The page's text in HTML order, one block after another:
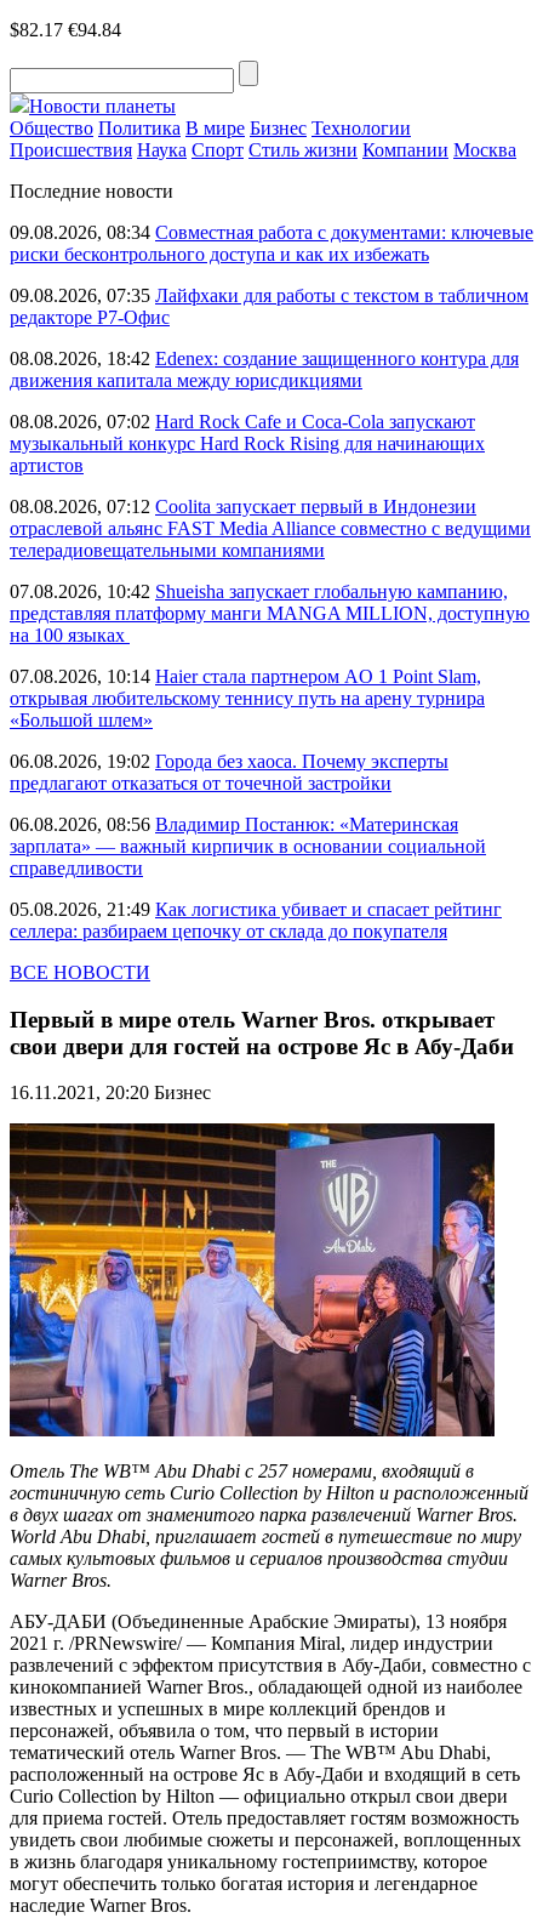
$82.17 €94.84
Новости планеты
Общество Политика В мире Бизнес Технологии
Происшествия Наука Спорт Стиль жизни Компании Москва
Последние новости
09.08.2026, 08:34 Совместная работа с документами: ключевые
риски бесконтрольного доступа и как их избежать
09.08.2026, 07:35 Лайфхаки для работы с текстом в табличном
редакторе Р7-Офис
08.08.2026, 18:42 Edenex: создание защищенного контура для
движения капитала между юрисдикциями
08.08.2026, 07:02 Hard Rock Cafe и Coca-Cola запускают
музыкальный конкурс Hard Rock Rising для начинающих
артистов
08.08.2026, 07:12 Coolita запускает первый в Индонезии
отраслевой альянс FAST Media Alliance совместно с ведущими
телерадиовещательными компаниями
07.08.2026, 10:42 Shueisha запускает глобальную кампанию,
представляя платформу манги MANGA MILLION, доступную
на 100 языках
07.08.2026, 10:14 Haier стала партнером AO 1 Point Slam,
открывая любительскому теннису путь на арену турнира
«Большой шлем»
06.08.2026, 19:02 Города без хаоса. Почему эксперты
предлагают отказаться от точечной застройки
06.08.2026, 08:56 Владимир Постанюк: «Материнская
зарплата» — важный кирпичик в основании социальной
справедливости
05.08.2026, 21:49 Как логистика убивает и спасает рейтинг
селлера: разбираем цепочку от склада до покупателя
ВСЕ НОВОСТИ
Первый в мире отель Warner Bros. открывает
свои двери для гостей на острове Яс в Абу-Даби
16.11.2021, 20:20 Бизнес
Отель The WB™ Abu Dhabi с 257 номерами, входящий в
гостиничную сеть Curio Collection by Hilton и расположенный
в двух шагах от знаменитого парка развлечений Warner Bros.
World Abu Dhabi, приглашает гостей в путешествие по миру
самых культовых фильмов и сериалов производства студии
Warner Bros.
АБУ-ДАБИ (Объединенные Арабские Эмираты), 13 ноября
2021 г. /PRNewswire/ — Компания Miral, лидер индустрии
развлечений с эффектом присутствия в Абу-Даби, совместно с
кинокомпанией Warner Bros., обладающей одной из наиболее
известных и успешных в мире коллекций брендов и
персонажей, объявила о том, что первый в истории
тематический отель Warner Bros. — The WB™ Abu Dhabi,
расположенный на острове Яс в Абу-Даби и входящий в сеть
Curio Collection by Hilton — официально открыл свои двери
для приема гостей. Отель предоставляет гостям возможность
увидеть свои любимые сюжеты и персонажей, воплощенных
в жизнь благодаря уникальному гостеприимству, которое
могут обеспечить только богатая история и легендарное
наследие Warner Bros.